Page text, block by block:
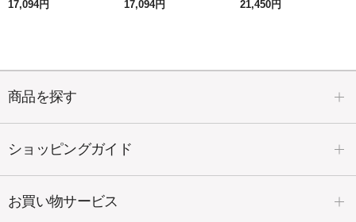
17,094円 17,094円 21,450円
商品を探す
ショッピングガイド
お買い物サービス